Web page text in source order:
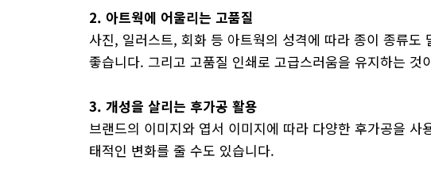
2. 아트웍에 어울리는 고품질
사진, 일러스트, 회화 등 아트웍의 성격에 따라 종이 종류
좋습니다. 그리고 고품질 인쇄로 고급스러움을 유지하는
3. 개성을 살리는 후가공 활용
브랜드의 이미지와 엽서 이미지에 따라 다양한 후가공을
태적인 변화를 줄 수도 있습니다.